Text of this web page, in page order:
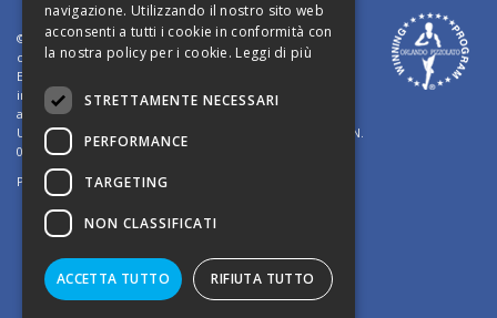
©2002 Informativa sui diritti d'autore. Le informazioni
contenute in questo sito sono solo per uso privato.
E' vietato riprodurre o divulgare in qualsiasi forma le
informazioni contenute in questo sito, salvo previa
autorizzazione di Orlando Pizzolato
Ufficio del Registro delle Imprese di Vicenza - Iscrizione N.
03409260241 - REA N. VI-323302
Powered byTWS
navigazione. Utilizzando il nostro sito web
acconsenti a tutti i cookie in conformità con
la nostra policy per i cookie. Leggi di più
STRETTAMENTE NECESSARI
PERFORMANCE
TARGETING
NON CLASSIFICATI
ACCETTA TUTTO RIFIUTA TUTTO